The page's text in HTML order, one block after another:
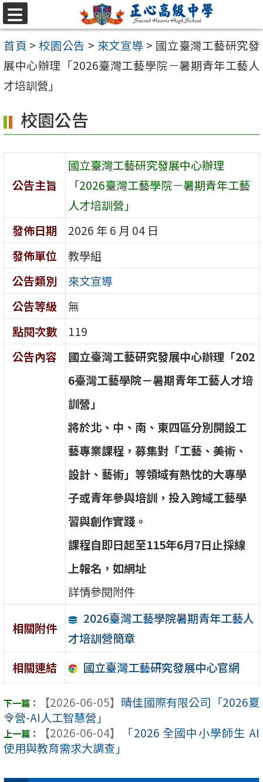
跳至主要內容區
選
單
首頁 > 校園公告 > 來文宣導 > 國立臺灣工藝研究發
展中心辦理「2026臺灣工藝學院－暑期青年工藝人
才培訓營」
校園公告
公告主旨
國立臺灣工藝研究發展中心辦理
「2026臺灣工藝學院－暑期青年工藝
人才培訓營」
發佈日期
2026 年 6 月 04 日
發佈單位
教學組
公告類別
來文宣導
公告等級
無
點閱次數
119
公告內容
國立臺灣工藝研究發展中心辦理 「202
6臺灣工藝學院－暑期青年工藝人才培
訓營」
將於北 、 中 、 南 、 東四區分別開設工
藝專業課程 ，募集對 「工藝 、美術 、
設計 、 藝術」等領域有熱忱的大專學
子或青年參與培訓 ，投入跨域工藝學
習與創作實踐 。
課程自即日起至115年6月7日止採線
上報名，如網址
詳情參閱附件
相關附件
2026臺灣工藝學院暑期青年工藝人
才培訓營簡章
相關連結
國立臺灣工藝研究發展中心官網
【2026-06-05】 晴佳國際有限公司「2026夏
令營-AI人工智慧營」
【2026-06-04】
「2026 全國中小學師生 AI
使用與教育需求大調查」